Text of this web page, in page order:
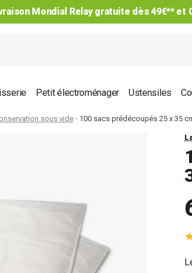
Mondial Relay gratuite dès 49€** et
Petit électroménager Ustensiles
sous vide 100 sacs prédécoupés 25 x 35